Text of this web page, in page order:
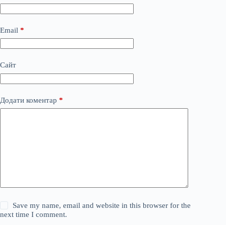
Email *
Сайт
Додати коментар *
Save my name, email and website in this browser for the
next time I comment.